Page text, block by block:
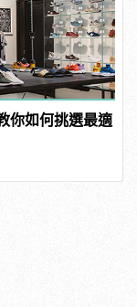
你如何挑選最適